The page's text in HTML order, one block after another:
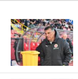
0